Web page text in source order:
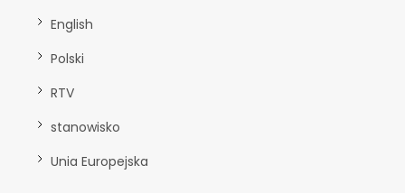
English
Polski
RTV
stanowisko
Unia Europejska